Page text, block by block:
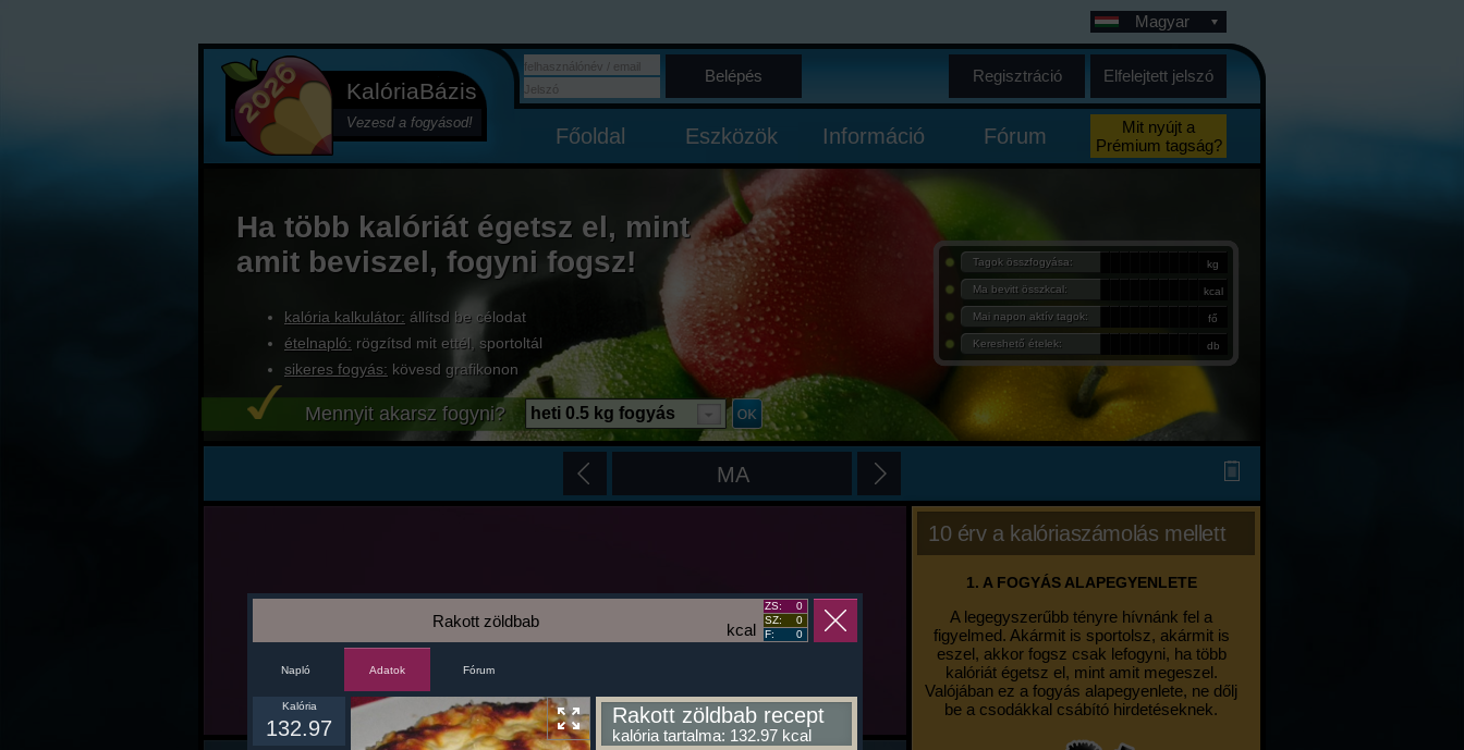
KalóriaBázis
Vezesd a fogyásod!
Magyar
Belépés Regisztráció Elfelejtett jelszó
Főoldal Eszközök Információ Fórum
Mit nyújt a
Prémium tagság?
Ha több kalóriát égetsz el, mint
amit beviszel, fogyni fogsz!
kalória kalkulátor: állítsd be célodat
ételnapló: rögzítsd mit ettél, sportoltál
sikeres fogyás: kövesd grafikonon
Tagok összfogyása: kg
Ma bevitt összkcal: kcal
Mai napon aktív tagok: fő
Kereshető ételek: db
Mennyit akarsz fogyni? heti 0.5 kg fogyás
MA
10 érv a kalóriaszámolás mellett
1. A FOGYÁS ALAPEGYENLETE
A legegyszerűbb tényre hívnánk fel a
figyelmed. Akármit is sportolsz, akármit is
eszel, akkor fogsz csak lefogyni, ha több
kalóriát égetsz el, mint amit megeszel.
Valójában ez a fogyás alapegyenlete, ne dőlj
be a csodákkal csábító hirdetéseknek.
kcal
Rakott zöldbab
ZS:
0
SZ:
0
F:
0
Napló Adatok Fórum
Kalória
132.97
Rakott zöldbab recept
kalória tartalma: 132.97 kcal